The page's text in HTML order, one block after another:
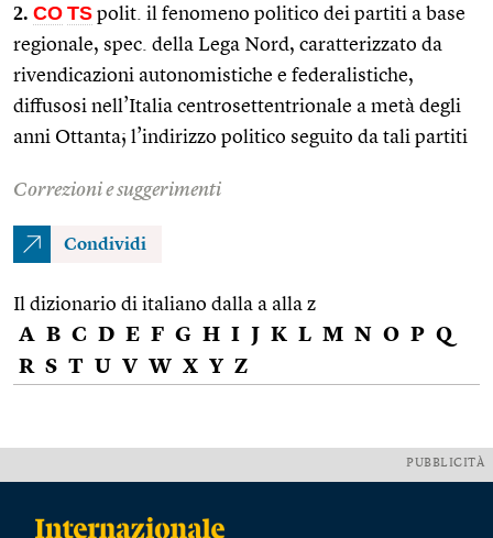
2. CO TS polit. il fenomeno politico dei partiti a base
regionale, spec. della Lega Nord, caratterizzato da
rivendicazioni autonomistiche e federalistiche,
diffusosi nell’Italia centrosettentrionale a metà degli
anni Ottanta; l’indirizzo politico seguito da tali partiti
Correzioni e suggerimenti
Condividi
Il dizionario di italiano dalla a alla z
A B C D E F G H I J K L M N O P Q
R S T U V W X Y Z
PUBBLICITÀ